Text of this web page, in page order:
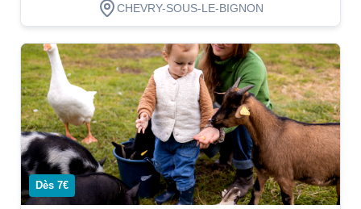
CHEVRY-SOUS-LE-BIGNON
Dégustation
Dès 7€